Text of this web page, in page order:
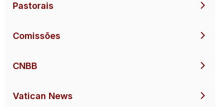
Pastorais
Comissões
CNBB
Vatican News